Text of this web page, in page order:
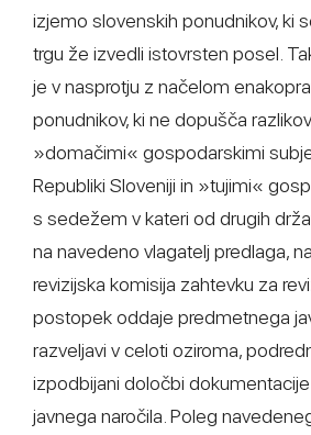
izjemo slovenskih ponudnikov, ki
trgu že izvedli istovrsten posel.
je v nasprotju z načelom
ponudnikov, ki ne dopušča
»domačimi« gospodarskimi
Republiki Sloveniji in »tujimi«
s sedežem v kateri od drugih
na navedeno vlagatelj predlaga,
revizijska komisija zahtevku za
postopek oddaje predmetnega
razveljavi v celoti oziroma,
izpodbijani določbi
javnega naročila. Poleg